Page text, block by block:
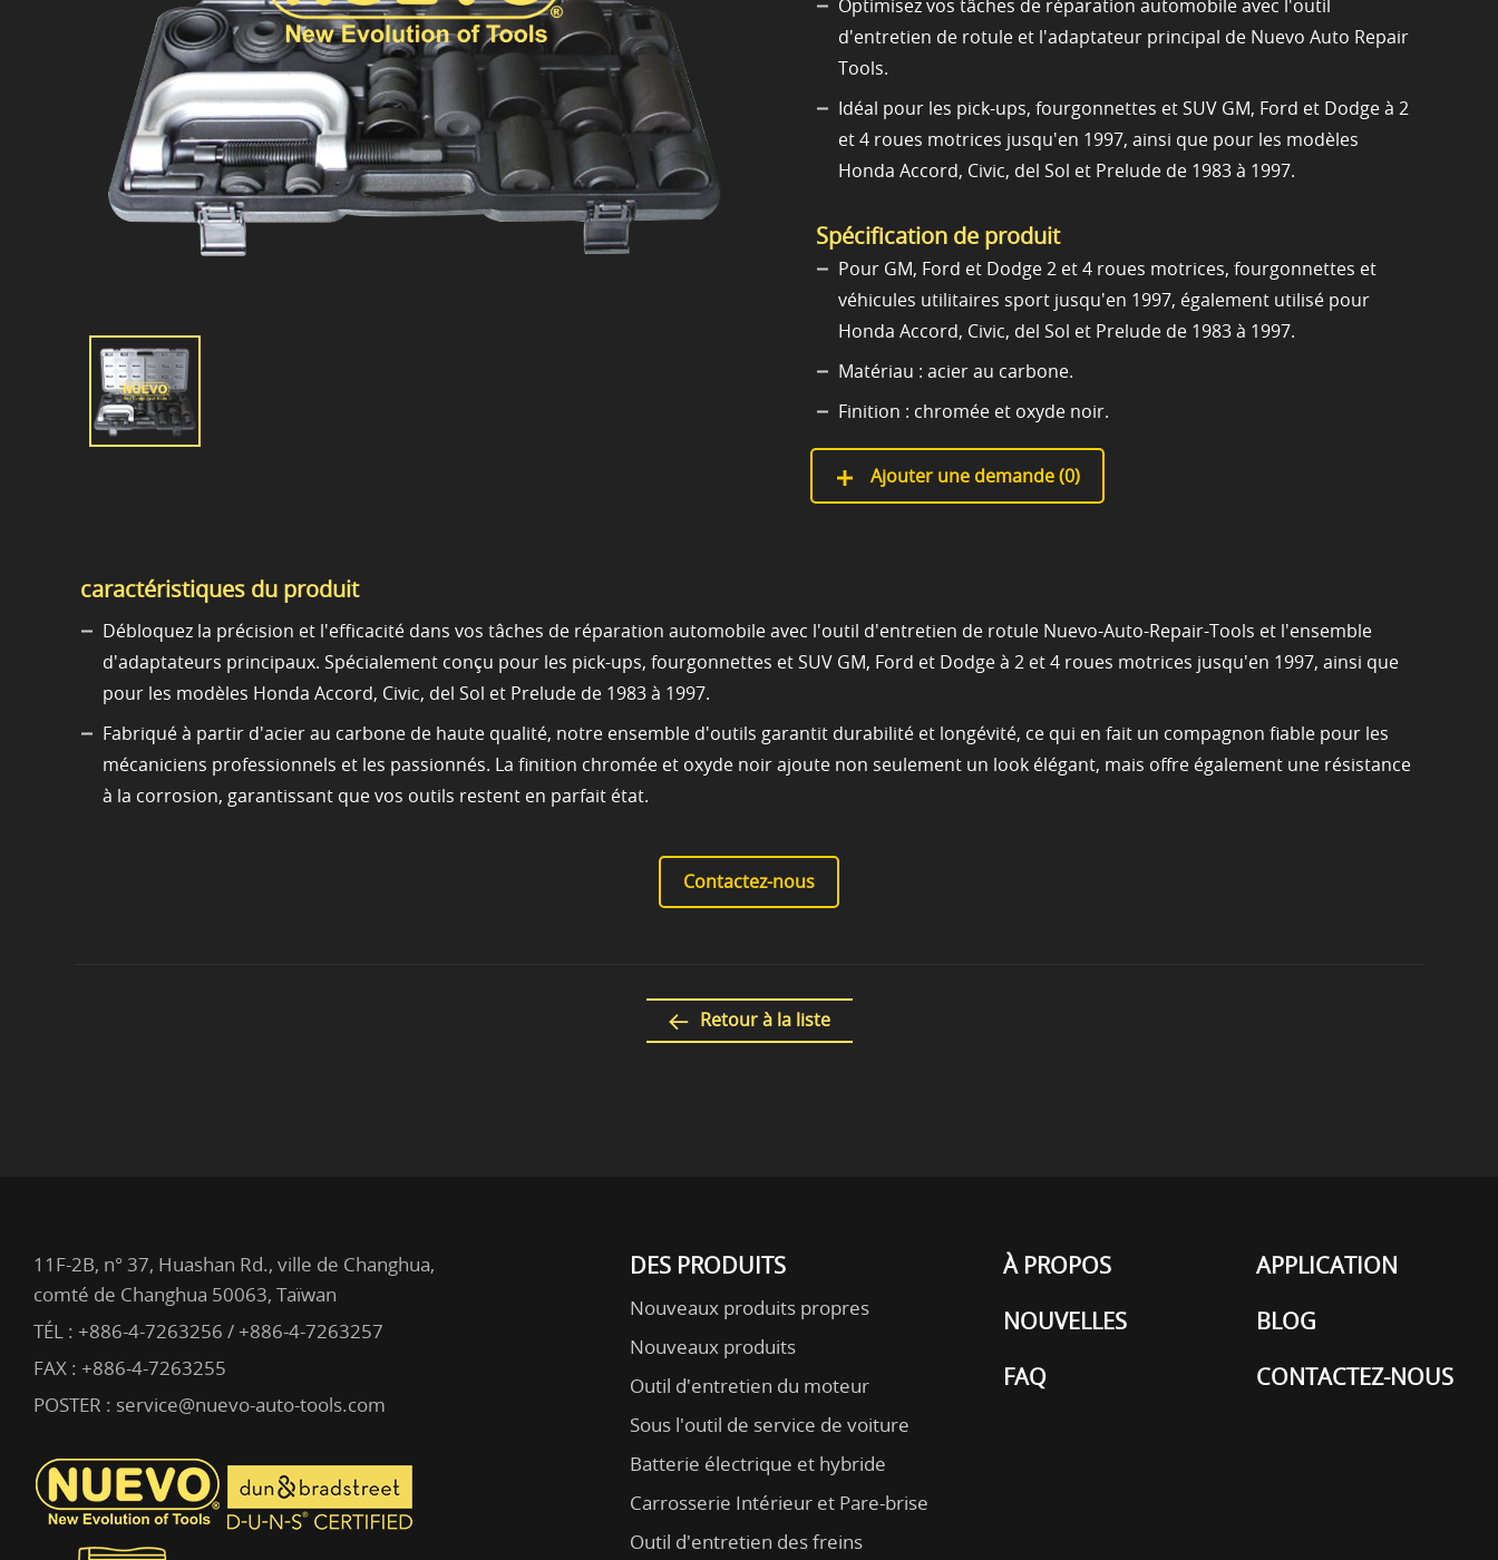
Optimisez vos tâches de réparation automobile avec l'outil
d'entretien de rotule et l'adaptateur principal de Nuevo Auto Repair
Tools.
Idéal pour les pick-ups, fourgonnettes et SUV GM, Ford et Dodge à 2
et 4 roues motrices jusqu'en 1997, ainsi que pour les modèles
Honda Accord, Civic, del Sol et Prelude de 1983 à 1997.
Spécification de produit
Pour GM, Ford et Dodge 2 et 4 roues motrices, fourgonnettes et
véhicules utilitaires sport jusqu'en 1997, également utilisé pour
Honda Accord, Civic, del Sol et Prelude de 1983 à 1997.
Matériau : acier au carbone.
Finition : chromée et oxyde noir.
Ajouter une demande (0)
caractéristiques du produit
Débloquez la précision et l'efficacité dans vos tâches de réparation automobile avec l'outil d'entretien de rotule Nuevo-Auto-Repair-Tools et l'ensemble
d'adaptateurs principaux. Spécialement conçu pour les pick-ups, fourgonnettes et SUV GM, Ford et Dodge à 2 et 4 roues motrices jusqu'en 1997, ainsi que
pour les modèles Honda Accord, Civic, del Sol et Prelude de 1983 à 1997.
Fabriqué à partir d'acier au carbone de haute qualité, notre ensemble d'outils garantit durabilité et longévité, ce qui en fait un compagnon fiable pour les
mécaniciens professionnels et les passionnés. La finition chromée et oxyde noir ajoute non seulement un look élégant, mais offre également une résistance
à la corrosion, garantissant que vos outils restent en parfait état.
Contactez-nous
Retour à la liste
DES PRODUITS
Nouveaux produits propres
Nouveaux produits
Outil d'entretien du moteur
Sous l'outil de service de voiture
Batterie électrique et hybride
Carrosserie Intérieur et Pare-brise
Outil d'entretien des freins
À PROPOS
APPLICATION
NOUVELLES
BLOG
FAQ
CONTACTEZ-NOUS
11F-2B, n° 37, Huashan Rd., ville de Changhua,
comté de Changhua 50063, Taïwan
TÉL : +886-4-7263256 / +886-4-7263257
FAX : +886-4-7263255
POSTER : service@nuevo-auto-tools.com